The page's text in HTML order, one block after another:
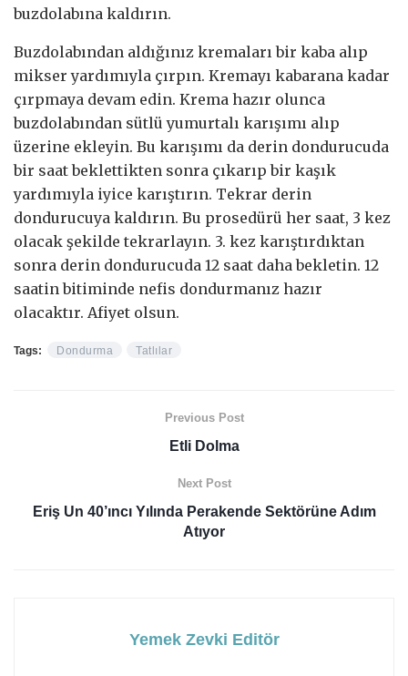
buzdolabına kaldırın.
Buzdolabından aldığınız kremaları bir kaba alıp
mikser yardımıyla çırpın. Kremayı kabarana kadar
çırpmaya devam edin. Krema hazır olunca
buzdolabından sütlü yumurtalı karışımı alıp
üzerine ekleyin. Bu karışımı da derin dondurucuda
bir saat beklettikten sonra çıkarıp bir kaşık
yardımıyla iyice karıştırın. Tekrar derin
dondurucuya kaldırın. Bu prosedürü her saat, 3 kez
olacak şekilde tekrarlayın. 3. kez karıştırdıktan
sonra derin dondurucuda 12 saat daha bekletin. 12
saatin bitiminde nefis dondurmanız hazır
olacaktır. Afiyet olsun.
Tags: Dondurma Tatlılar
Previous Post
Etli Dolma
Next Post
Eriş Un 40’ıncı Yılında Perakende Sektörüne Adım
Atıyor
Yemek Zevki Editör